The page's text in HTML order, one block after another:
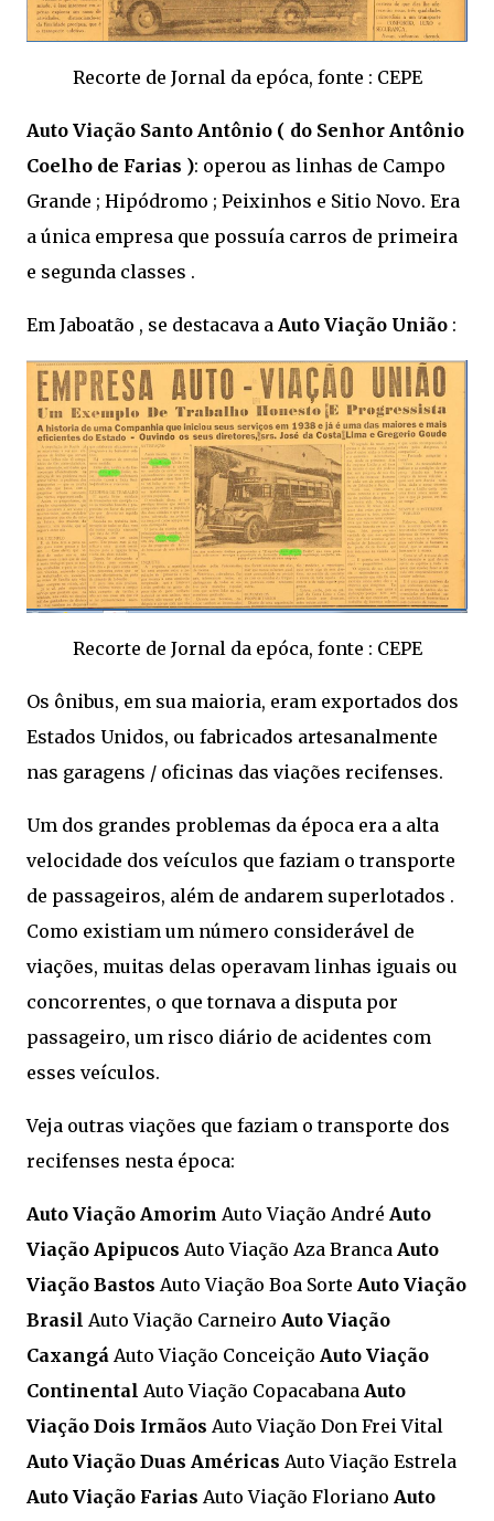
Recorte de Jornal da epóca, fonte : CEPE
Auto Viação Santo Antônio ( do Senhor Antônio
Coelho de Farias ): operou as linhas de Campo
Grande ; Hipódromo ; Peixinhos e Sitio Novo. Era
a única empresa que possuía carros de primeira
e segunda classes .
Em Jaboatão , se destacava a Auto Viação União :
Recorte de Jornal da epóca, fonte : CEPE
Os ônibus, em sua maioria, eram exportados dos
Estados Unidos, ou fabricados artesanalmente
nas garagens / oficinas das viações recifenses.
Um dos grandes problemas da época era a alta
velocidade dos veículos que faziam o transporte
de passageiros, além de andarem superlotados .
Como existiam um número considerável de
viações, muitas delas operavam linhas iguais ou
concorrentes, o que tornava a disputa por
passageiro, um risco diário de acidentes com
esses veículos.
Veja outras viações que faziam o transporte dos
recifenses nesta época:
Auto Viação Amorim Auto Viação André Auto
Viação Apipucos Auto Viação Aza Branca Auto
Viação Bastos Auto Viação Boa Sorte Auto Viação
Brasil Auto Viação Carneiro Auto Viação
Caxangá Auto Viação Conceição Auto Viação
Continental Auto Viação Copacabana Auto
Viação Dois Irmãos Auto Viação Don Frei Vital
Auto Viação Duas Américas Auto Viação Estrela
Auto Viação Farias Auto Viação Floriano Auto